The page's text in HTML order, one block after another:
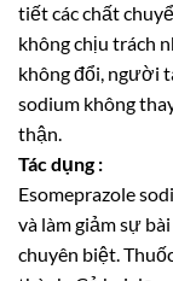
tiết các chất
không chịu trách
không đổi, người
sodium không
thận.
Tác dụng :
Esomeprazole
và làm giảm sự
chuyên biệt.